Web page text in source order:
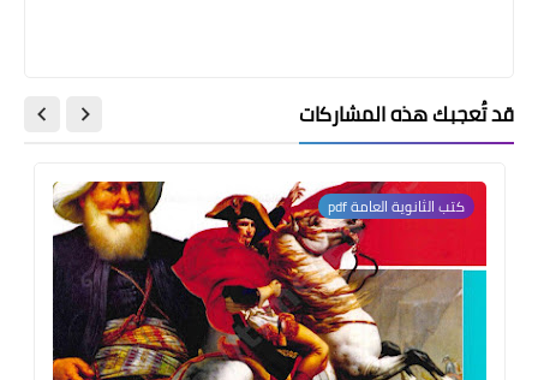
قد تُعجبك هذه المشاركات
كتب الثانوية العامة pdf